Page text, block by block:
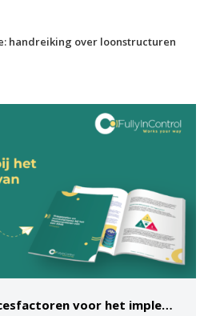
handreiking over loonstructuren
Stappenplan en Succesfactoren voor het implementeren van een ISMS